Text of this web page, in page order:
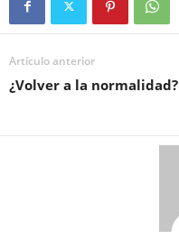
Artículo anterior
¿Volver a la normalidad?